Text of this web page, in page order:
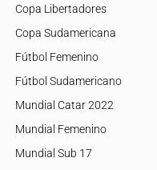
Copa Libertadores
Copa Sudamericana
Fútbol Femenino
Fútbol Sudamericano
Mundial Catar 2022
Mundial Femenino
Mundial Sub 17